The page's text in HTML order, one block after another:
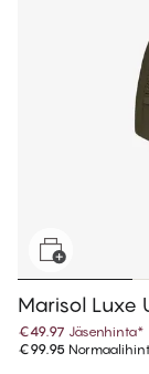
Marisol Luxe
€49.97 Jäsenhinta*
€99.95